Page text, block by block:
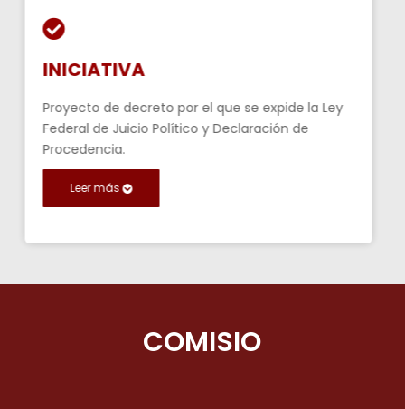
INICIATIVA
Proyecto de decreto por el que se expide la Ley
Federal de Juicio Político y Declaración de
Procedencia.
Leer más
COMISIONES ORDI